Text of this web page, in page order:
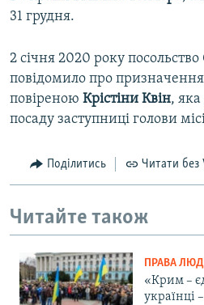
31 грудня.
2 січня 2020 року
повідомило про
повіреною Крістіни Квін,
посаду заступниці голови
Поділитись Читати без
Читайте також
ПРАВА
«Крим –
українці